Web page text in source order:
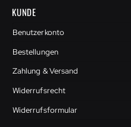
KUNDE
Benutzerkonto
Bestellungen
Zahlung & Versand
Widerrufsrecht
Widerrufsformular